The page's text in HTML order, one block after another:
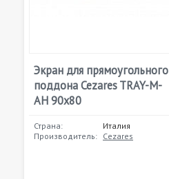
Экран для прямоугольного
поддона Cezares TRAY-M-
AH 90х80
Страна:
Италия
Производитель: Cezares